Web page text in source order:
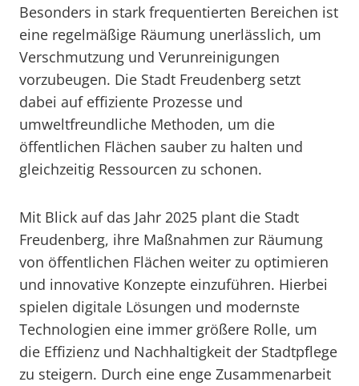
Besonders in stark frequentierten Bereichen ist
eine regelmäßige Räumung unerlässlich, um
Verschmutzung und Verunreinigungen
vorzubeugen. Die Stadt Freudenberg setzt
dabei auf effiziente Prozesse und
umweltfreundliche Methoden, um die
öffentlichen Flächen sauber zu halten und
gleichzeitig Ressourcen zu schonen.
Mit Blick auf das Jahr 2025 plant die Stadt
Freudenberg, ihre Maßnahmen zur Räumung
von öffentlichen Flächen weiter zu optimieren
und innovative Konzepte einzuführen. Hierbei
spielen digitale Lösungen und modernste
Technologien eine immer größere Rolle, um
die Effizienz und Nachhaltigkeit der Stadtpflege
zu steigern. Durch eine enge Zusammenarbeit